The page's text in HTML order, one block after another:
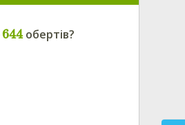
644обертів?